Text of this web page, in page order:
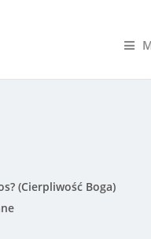
(Cierpliwość Boga)